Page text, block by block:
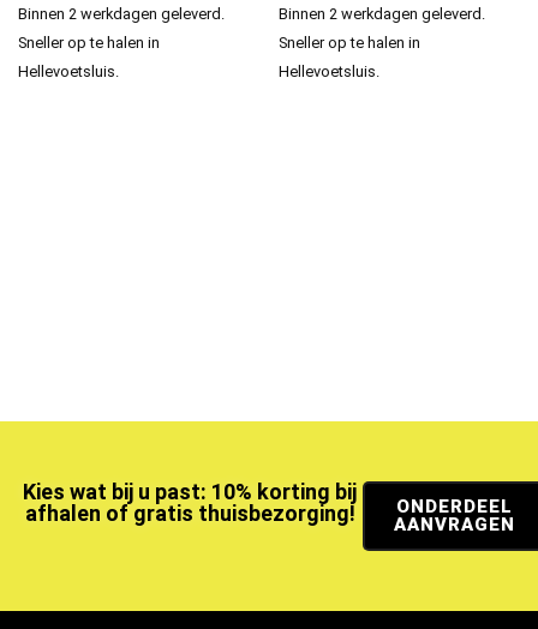
Binnen 2 werkdagen geleverd.
Sneller op te halen in
Hellevoetsluis.
Binnen 2 werkdagen geleverd.
Sneller op te halen in
Hellevoetsluis.
Kies wat bij u past: 10% korting bij
afhalen of gratis thuisbezorging!
ONDERDEEL
AANVRAGEN